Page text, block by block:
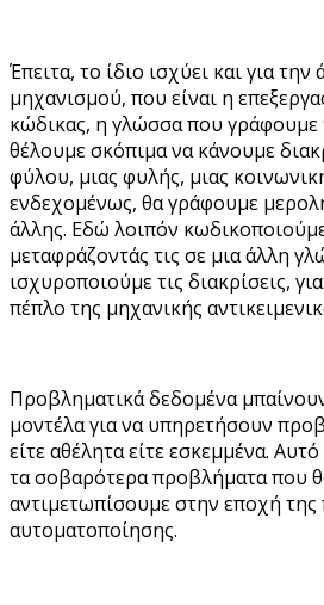
Έπειτα, το ίδιο ισχύει και για
μηχανισμού, που είναι η
κώδικας, η γλώσσα που γράφουμε
θέλουμε σκόπιμα να κάνουμε
φύλου, μιας φυλής, μιας
ενδεχομένως, θα γράφουμε
άλλης. Εδώ λοιπόν
μεταφράζοντάς τις σε μια άλλη
ισχυροποιούμε τις διακρίσεις,
πέπλο της μηχανικής
Προβληματικά δεδομένα
μοντέλα για να υπηρετήσουν
είτε αθέλητα είτε εσκεμμένα.
τα σοβαρότερα προβλήματα που
αντιμετωπίσουμε στην εποχή
αυτοματοποίησης.